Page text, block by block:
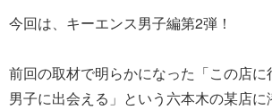
今回は、キーエンス男子編第2弾！
前回の取材で明らかになった「この店に
男子に出会える」という六本木の某店